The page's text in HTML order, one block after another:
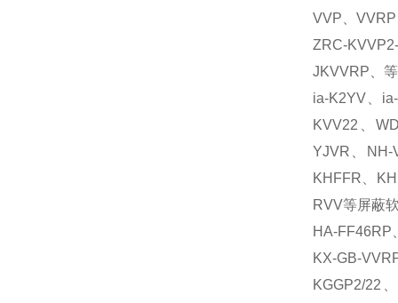
VVP、
ZRC-
JKVVRP、
ia-K2YV、
KVV22、
YJVR、
KHFFR、
RVV等屏蔽
HA-FF46RP
KX-GB-
KGGP2/22